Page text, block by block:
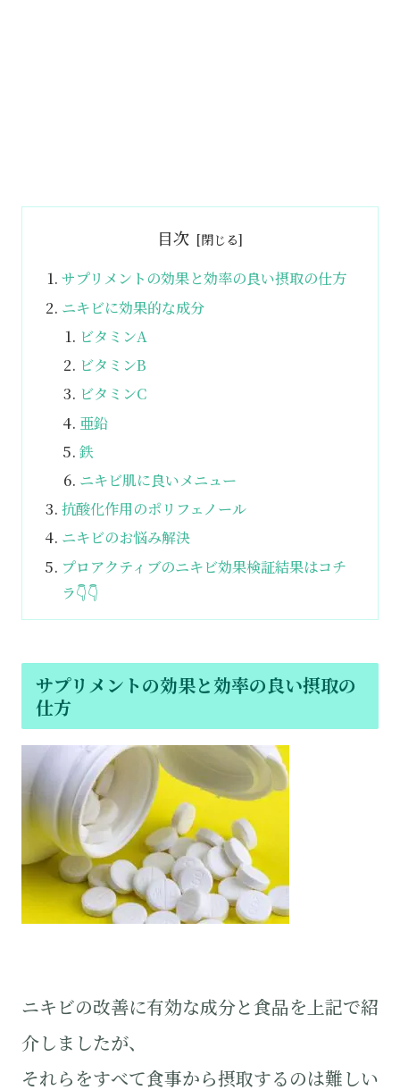
目次
サプリメントの効果と効率の良い摂取の仕方
ニキビに効果的な成分
ビタミンA
ビタミンB
ビタミンC
亜鉛
鉄
ニキビ肌に良いメニュー
抗酸化作用のポリフェノール
ニキビのお悩み解決
プロアクティブのニキビ効果検証結果はコチ
ラ👇👇
サプリメントの効果と効率の良い摂取の
仕方
ニキビの改善に有効な成分と食品を上記で紹
介しましたが、
それらをすべて食事から摂取するのは難しい